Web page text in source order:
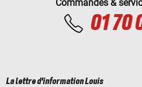
Commandes &
01 70
La lettre d'information Louis